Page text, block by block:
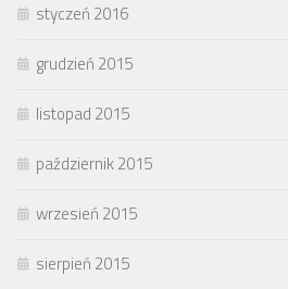
styczeń 2016
grudzień 2015
listopad 2015
październik 2015
wrzesień 2015
sierpień 2015